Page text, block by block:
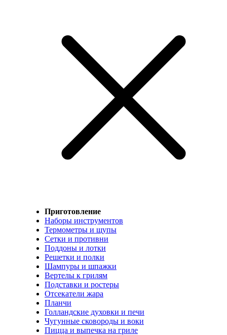
Приготовление
Наборы инструментов
Термометры и щупы
Сетки и противни
Поддоны и лотки
Решетки и полки
Шампуры и шпажки
Вертелы к грилям
Подставки и ростеры
Отсекатели жара
Планчи
Голландские духовки и печи
Чугунные сковороды и воки
Пицца и выпечка на гриле